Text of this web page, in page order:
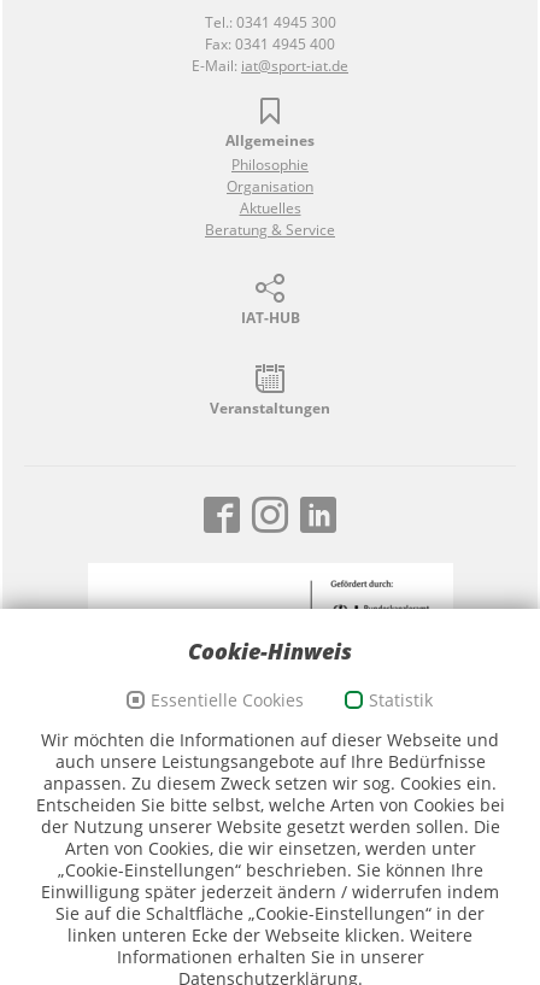
Tel.: 0341 4945 300
Fax: 0341 4945 400
E-Mail: iat@sport-iat.de
Allgemeines
Philosophie
Organisation
Aktuelles
Beratung & Service
IAT-HUB
Veranstaltungen
(Quelle: BKAmt)
Logo SMK (Quelle SMK)
Cookie-Hinweis
Essentielle Cookies
Statistik
Wir möchten die Informationen auf dieser Webseite und
auch unsere Leistungsangebote auf Ihre Bedürfnisse
anpassen. Zu diesem Zweck setzen wir sog. Cookies ein.
Entscheiden Sie bitte selbst, welche Arten von Cookies bei
der Nutzung unserer Website gesetzt werden sollen. Die
Arten von Cookies, die wir einsetzen, werden unter
„Cookie-Einstellungen“ beschrieben. Sie können Ihre
Einwilligung später jederzeit ändern / widerrufen indem
Sie auf die Schaltfläche „Cookie-Einstellungen“ in der
linken unteren Ecke der Webseite klicken. Weitere
Informationen erhalten Sie in unserer
Datenschutzerklärung.